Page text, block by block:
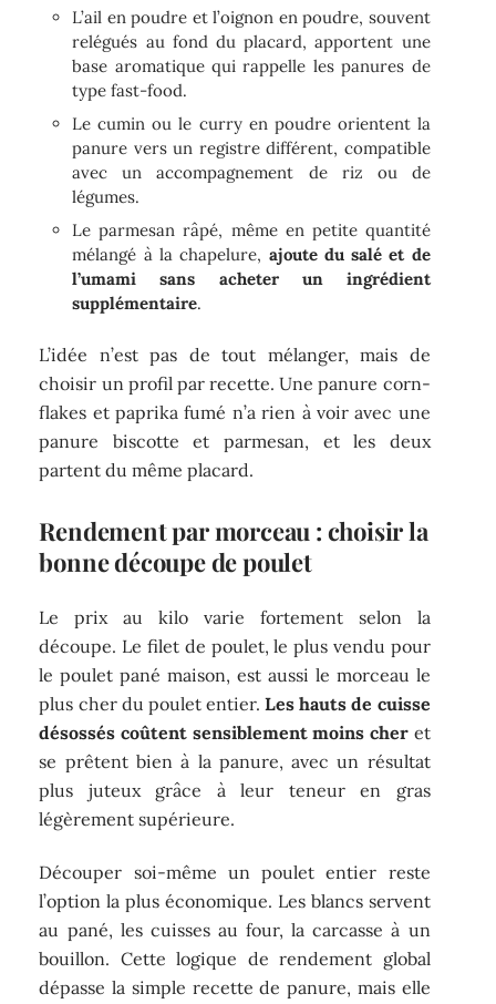
L’ail en poudre et l’oignon en poudre, souvent
relégués au fond du placard, apportent une
base aromatique qui rappelle les panures de
type fast-food.
Le cumin ou le curry en poudre orientent la
panure vers un registre différent, compatible
avec un accompagnement de riz ou de
légumes.
Le parmesan râpé, même en petite quantité
mélangé à la chapelure, ajoute du salé et de
l’umami sans acheter un ingrédient
supplémentaire.
L’idée n’est pas de tout mélanger, mais de
choisir un profil par recette. Une panure corn-
flakes et paprika fumé n’a rien à voir avec une
panure biscotte et parmesan, et les deux
partent du même placard.
Rendement par morceau : choisir la
bonne découpe de poulet
Le prix au kilo varie fortement selon la
découpe. Le filet de poulet, le plus vendu pour
le poulet pané maison, est aussi le morceau le
plus cher du poulet entier.Les hauts de cuisse
désossés coûtent sensiblement moins cheret
se prêtent bien à la panure, avec un résultat
plus juteux grâce à leur teneur en gras
légèrement supérieure.
Découper soi-même un poulet entier reste
l’option la plus économique. Les blancs servent
au pané, les cuisses au four, la carcasse à un
bouillon. Cette logique de rendement global
dépasse la simple recette de panure, mais elle